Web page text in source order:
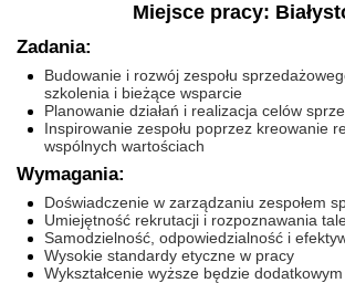
Miejsce pracy:
Zadania:
Budowanie i rozwój zespołu
szkolenia i bieżące wsparcie
Planowanie działań i realizacja celów
Inspirowanie zespołu poprzez kreowanie
wspólnych wartościach
Wymagania:
Doświadczenie w zarządzaniu zespołem
Umiejętność rekrutacji i rozpoznawania
Samodzielność, odpowiedzialność i
Wysokie standardy etyczne w pracy
Wykształcenie wyższe będzie